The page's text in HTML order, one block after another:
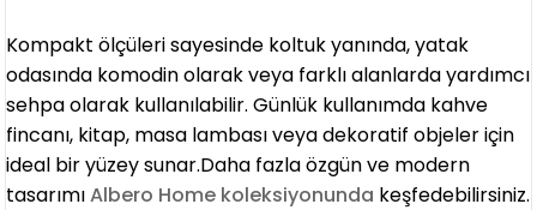
Kompakt ölçüleri sayesinde koltuk yanında, yatak
odasında komodin olarak veya farklı alanlarda yardımcı
sehpa olarak kullanılabilir. Günlük kullanımda kahve
fincanı, kitap, masa lambası veya dekoratif objeler için
ideal bir yüzey sunar.Daha fazla özgün ve modern
tasarımıAlbero Home koleksiyonunda keşfedebilirsiniz.